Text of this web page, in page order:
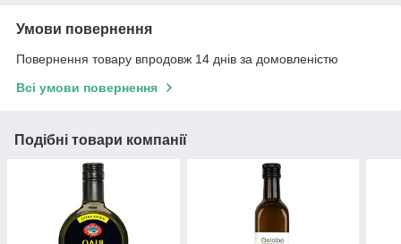
Умови повернення
Повернення товару впродовж 14 днів за домовленістю
Всі умови повернення
Подібні товари компанії